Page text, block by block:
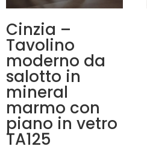
Cinzia –
Tavolino
moderno da
salotto in
mineral
marmo con
piano in vetro
TA125